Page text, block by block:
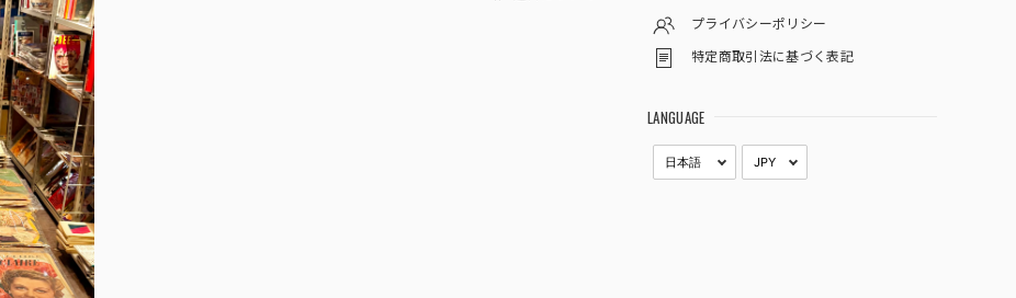
プライバシーポリシー
特定商取引法に基づく表記
LANGUAGE